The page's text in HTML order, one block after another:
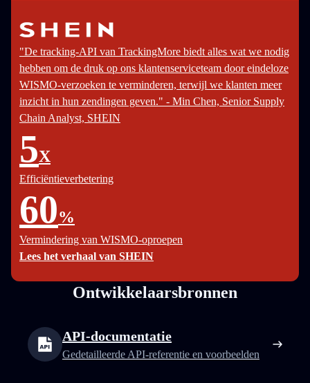
"De tracking-API van TrackingMore biedt alles wat we nodig
hebben om de druk op ons klantenserviceteam door eindeloze
WISMO-verzoeken te verminderen, terwijl we klanten meer
inzicht in hun zendingen geven." - Min Chen, Senior Supply
Chain Analyst, SHEIN
5X
Efficiëntieverbetering
60%
Vermindering van WISMO-oproepen
Lees het verhaal van SHEIN
Ontwikkelaarsbronnen
API-documentatie
Gedetailleerde API-referentie en voorbeelden